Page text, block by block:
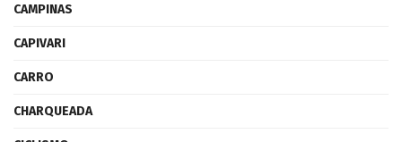
CAMPINAS
CAPIVARI
CARRO
CHARQUEADA